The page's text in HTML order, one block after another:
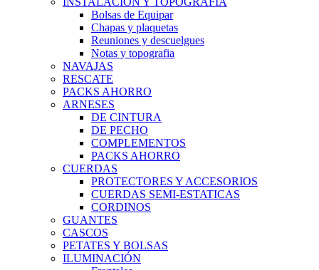
Bolsas de Equipar
Chapas y plaquetas
Reuniones y descuelgues
Notas y topografia
NAVAJAS
RESCATE
PACKS AHORRO
ARNESES
DE CINTURA
DE PECHO
COMPLEMENTOS
PACKS AHORRO
CUERDAS
PROTECTORES Y ACCESORIOS
CUERDAS SEMI-ESTATICAS
CORDINOS
GUANTES
CASCOS
PETATES Y BOLSAS
ILUMINACIÓN